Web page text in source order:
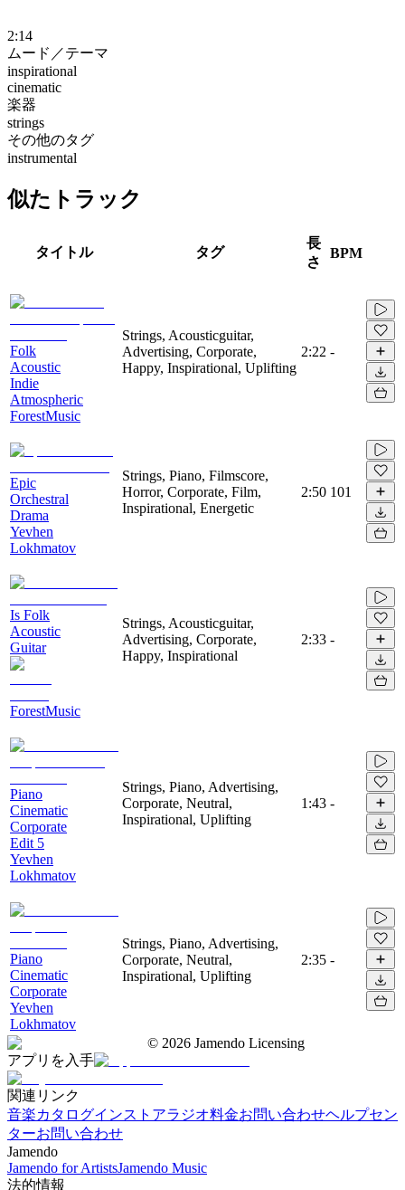
2:14
ムード／テーマ
inspirational
cinematic
楽器
strings
その他のタグ
instrumental
似たトラック
タイトル タグ
長
さ
BPM
Folk
Acoustic
Indie
Atmospheric
ForestMusic
Strings, Acousticguitar,
Advertising, Corporate,
Happy, Inspirational, Uplifting
2:22 -
Epic
Orchestral
Drama
Yevhen
Lokhmatov
Strings, Piano, Filmscore,
Horror, Corporate, Film,
Inspirational, Energetic
2:50 101
Is Folk
Acoustic
Guitar
ForestMusic
Strings, Acousticguitar,
Advertising, Corporate,
Happy, Inspirational
2:33 -
Piano
Cinematic
Corporate
Edit 5
Yevhen
Lokhmatov
Strings, Piano, Advertising,
Corporate, Neutral,
Inspirational, Uplifting
1:43 -
Piano
Cinematic
Corporate
Yevhen
Lokhmatov
Strings, Piano, Advertising,
Corporate, Neutral,
Inspirational, Uplifting
2:35 -
© 2026 Jamendo Licensing
アプリを入手
関連リンク
音楽カタログインストアラジオ料金お問い合わせヘルプセン
ターお問い合わせ
Jamendo
Jamendo for ArtistsJamendo Music
法的情報